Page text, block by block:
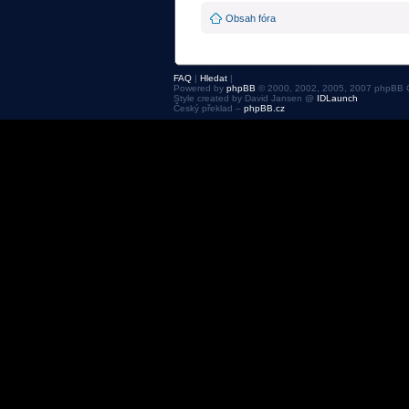
Obsah fóra
FAQ | Hledat |
Powered by phpBB © 2000, 2002, 2005, 2007 phpBB
Style created by David Jansen @ IDLaunch
Český překlad – phpBB.cz